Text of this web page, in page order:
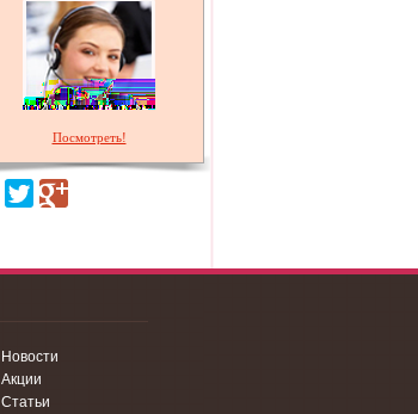
Посмотреть!
Новости
Акции
Статьи